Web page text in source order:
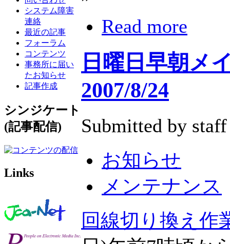
システム障害
連絡
最近の記事
フォーラム
コンテンツ
事務所に届い
たお知らせ
記事作成
シンジケート
(記事配信)
Links
Read more
日曜日早朝メ
2007/8/24
Submitted by
お知らせ
メンテナンス
回線切り換え作